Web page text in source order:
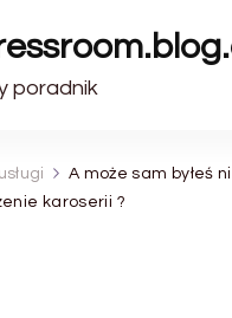
poradnik
usługi
A może sam byłeś
karoserii ?